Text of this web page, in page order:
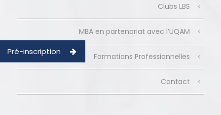
Clubs LBS
MBA en partenariat avec l’UQAM
Formations Professionnelles
Contact
Pré-inscription